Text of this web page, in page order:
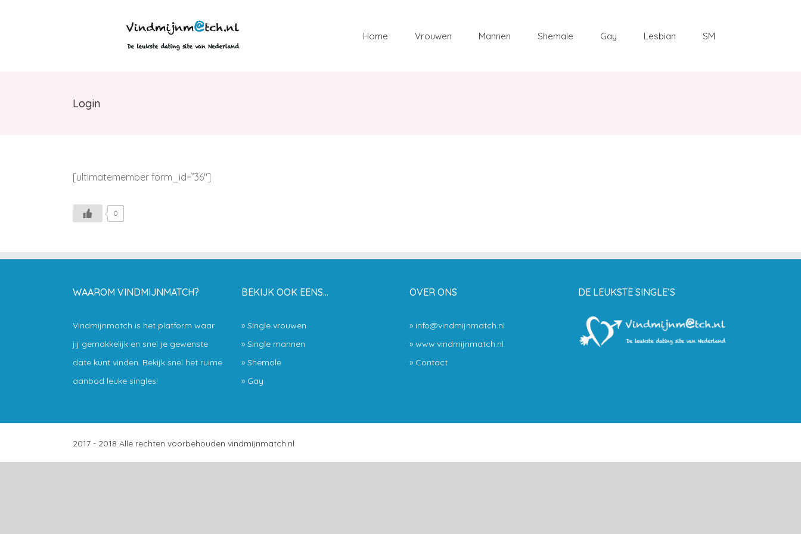
Home Vrouwen Mannen Shemale Gay Lesbian SM
Login
[ultimatemember form_id=”36″]
0
WAAROM VINDMIJNMATCH?
Vindmijnmatch is het platform waar
jij gemakkelijk en snel je gewenste
date kunt vinden. Bekijk snel het ruime
aanbod leuke singles!
BEKIJK OOK EENS…
» Single vrouwen
» Single mannen
» Shemale
» Gay
OVER ONS
» info@vindmijnmatch.nl
» www.vindmijnmatch.nl
» Contact
DE LEUKSTE SINGLE’S
2017 - 2018 Alle rechten voorbehouden vindmijnmatch.nl